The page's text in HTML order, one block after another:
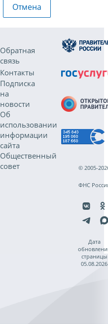
Отмена
Обратная
связь
Контакты
Подписка
на
новости
Об
использовании
информации
сайта
Общественный
совет
© 2005-
ФНС
Дата
страницы
05.08.2026